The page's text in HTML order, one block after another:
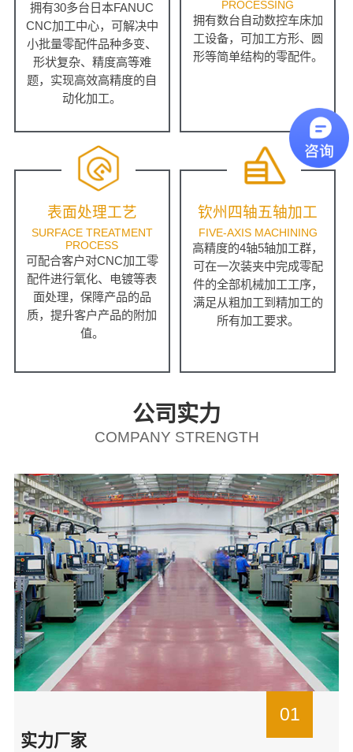
拥有30多台日本FANUC
CNC加工中心，可解决中
小批量零配件品种多变、
形状复杂、精度高等难
题，实现高效高精度的自
动化加工。
PROCESSING
拥有数台自动数控车床加
工设备，可加工方形、圆
形等简单结构的零配件。
表面处理工艺
SURFACE TREATMENT
PROCESS
可配合客户对CNC加工零
配件进行氧化、电镀等表
面处理，保障产品的品
质，提升客户产品的附加
值。
钦州四轴五轴加工
FIVE-AXIS MACHINING
高精度的4轴5轴加工群，
可在一次装夹中完成零配
件的全部机械加工工序，
满足从粗加工到精加工的
所有加工要求。
公司实力
COMPANY STRENGTH
01
实力厂家